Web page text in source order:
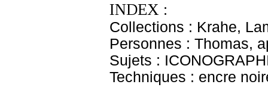
INDEX :
Collections : Krahe,
Personnes : Thomas,
Sujets :
Techniques : encre